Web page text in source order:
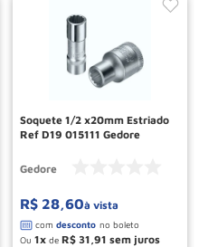
Soquete 1/2 x20mm Estriado
Ref D19 015111 Gedore
Gedore
R$ 28,60à vista
Ou 1 de R$ 31 91